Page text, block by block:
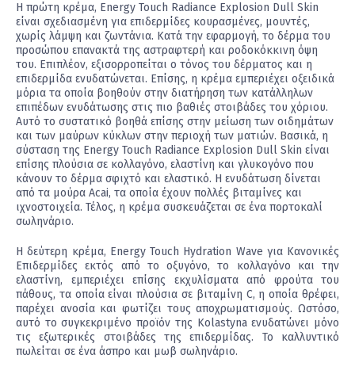
Η πρώτη κρέμα, Energy Touch Radiance Explosion Dull Skin
είναι σχεδιασμένη για επιδερμίδες κουρασμένες, μουντές,
χωρίς λάμψη και ζωντάνια. Κατά την εφαρμογή, το δέρμα του
προσώπου επανακτά της αστραφτερή και ροδοκόκκινη όψη
του. Επιπλέον, εξισορροπείται ο τόνος του δέρματος και η
επιδερμίδα ενυδατώνεται. Επίσης, η κρέμα εμπεριέχει οξειδικά
μόρια τα οποία βοηθούν στην διατήρηση των κατάλληλων
επιπέδων ενυδάτωσης στις πιο βαθιές στοιβάδες του χόριου.
Αυτό το συστατικό βοηθά επίσης στην μείωση των οιδημάτων
και των μαύρων κύκλων στην περιοχή των ματιών. Βασικά, η
σύσταση της Energy Touch Radiance Explosion Dull Skin είναι
επίσης πλούσια σε κολλαγόνο, ελαστίνη και γλυκογόνο που
κάνουν το δέρμα σφιχτό και ελαστικό. Η ενυδάτωση δίνεται
από τα μούρα Acai, τα οποία έχουν πολλές βιταμίνες και
ιχνοστοιχεία. Τέλος, η κρέμα συσκευάζεται σε ένα πορτοκαλί
σωληνάριο.
Η δεύτερη κρέμα, Energy Touch Hydration Wave για Κανονικές
Επιδερμίδες εκτός από το οξυγόνο, το κολλαγόνο και την
ελαστίνη, εμπεριέχει επίσης εκχυλίσματα από φρούτα του
πάθους, τα οποία είναι πλούσια σε βιταμίνη C, η οποία θρέφει,
παρέχει ανοσία και φωτίζει τους αποχρωματισμούς. Ωστόσο,
αυτό το συγκεκριμένο προϊόν της Kolastyna ενυδατώνει μόνο
τις εξωτερικές στοιβάδες της επιδερμίδας. Το καλλυντικό
πωλείται σε ένα άσπρο και μωβ σωληνάριο.